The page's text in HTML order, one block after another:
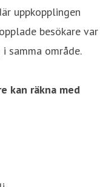
uppkopplingen
besökare var
samma område.
kan räkna med